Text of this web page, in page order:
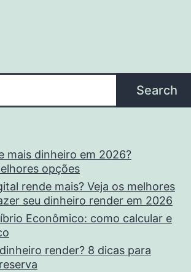
Search
mais dinheiro em 2026?
opções
rende mais? Veja os melhores
seu dinheiro render em 2026
Econômico: como calcular e
render? 8 dicas para